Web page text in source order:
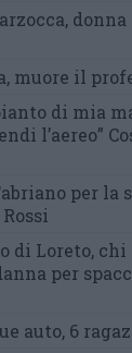
muore il
di mia
l’aereo”
per la
di Loreto, chi
per
auto, 6